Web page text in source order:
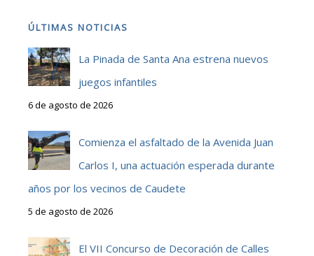
ÚLTIMAS NOTICIAS
La Pinada de Santa Ana estrena nuevos
juegos infantiles
6 de agosto de 2026
Comienza el asfaltado de la Avenida Juan
Carlos I, una actuación esperada durante
años por los vecinos de Caudete
5 de agosto de 2026
El VII Concurso de Decoración de Calles